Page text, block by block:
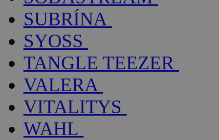
SUBRÍNA
SYOSS
TANGLE TEEZER
VALERA
VITALITYS
WAHL